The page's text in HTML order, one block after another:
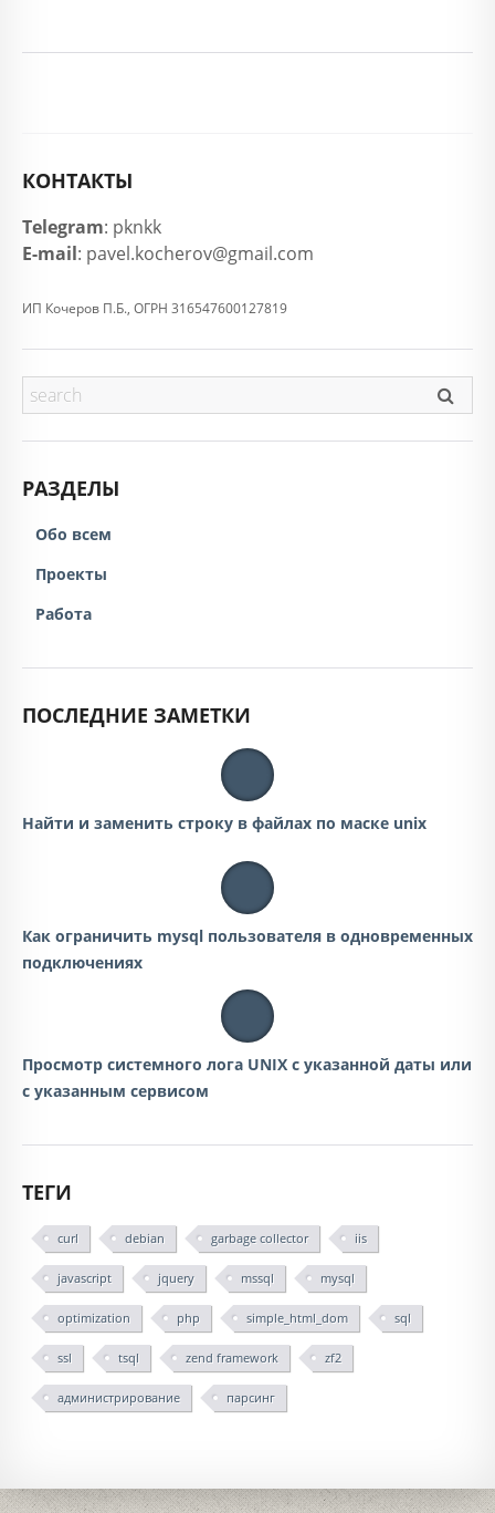
КОНТАКТЫ
Telegram: pknkk
E-mail: pavel.kocherov@gmail.com
ИП Кочеров П.Б., ОГРН 316547600127819
РАЗДЕЛЫ
Обо всем
Проекты
Работа
ПОСЛЕДНИЕ ЗАМЕТКИ
Найти и заменить строку в файлах по маске unix
Как ограничить mysql пользователя в одновременных
подключениях
Просмотр системного лога UNIX с указанной даты или
с указанным сервисом
ТЕГИ
curl debian garbage collector iis
javascript jquery mssql mysql
optimization php simple_html_dom sql
ssl tsql zend framework zf2
администрирование парсинг